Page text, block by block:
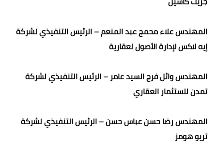
المهندس علاء محمج عبد المنعم – الرئيس التنفيذي لشركة
إيه لاكس لإدارة الأصول لعقارية
المهندس وائل فرج السيد عامر – الرئيس التنفيذي لشركة
تمدن للستثمار العقاري
المهندس رضا حسن عباس حسن – الرئيس التنفيذي لشركة
تريو هومز